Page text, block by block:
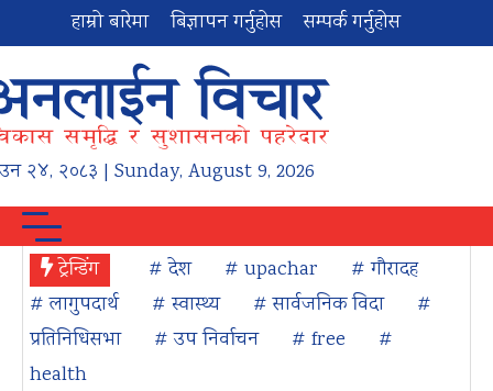
हाम्रो बारेमा बिज्ञापन गर्नुहोस सम्पर्क गर्नुहोस
२४, २०८३ | Sunday, August 9, 2026
ट्रेन्डिंग # देश # upachar
# गौरादह
# लागुपदार्थ
# स्वास्थ्य # सार्वजनिक विदा
#
प्रतिनिधिसभा
# उप निर्वाचन # free
#
health